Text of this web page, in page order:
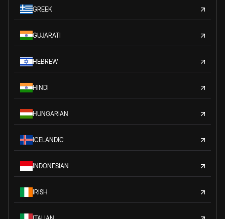
GREEK
GUJARATI
HEBREW
HINDI
HUNGARIAN
ICELANDIC
INDONESIAN
IRISH